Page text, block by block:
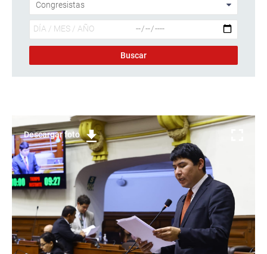
Descargar foto